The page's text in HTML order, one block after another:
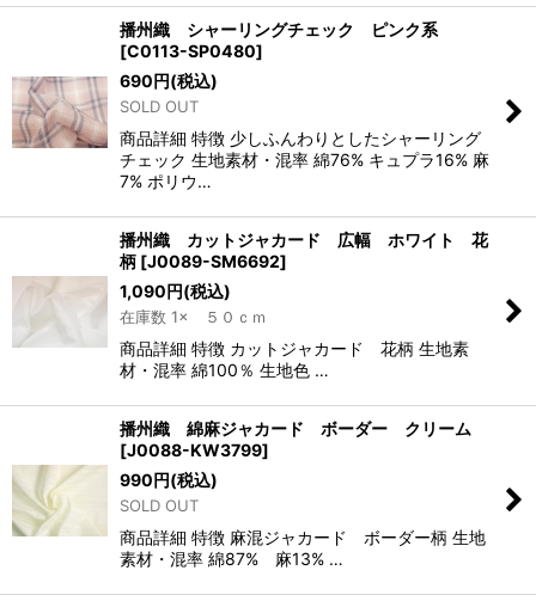
播州織 シャーリングチェック ピンク系
[C0113-SP0480]
690円(税込)
SOLD OUT
商品詳細 特徴 少しふんわりとしたシャーリング
チェック 生地素材・混率 綿76% キュプラ16% 麻
7% ポリウ…
播州織 カットジャカード 広幅 ホワイト 花
柄 [J0089-SM6692]
1,090円(税込)
在庫数 1× ５０ｃｍ
商品詳細 特徴 カットジャカード 花柄 生地素
材・混率 綿100％ 生地色 …
播州織 綿麻ジャカード ボーダー クリーム
[J0088-KW3799]
990円(税込)
SOLD OUT
商品詳細 特徴 麻混ジャカード ボーダー柄 生地
素材・混率 綿87% 麻13% …